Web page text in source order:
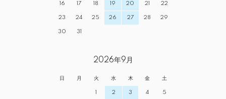
16 17 18 19 20 21 22
23 24 25 26 27 28 29
30 31
2026年9月
日 月 火 水 木 金 土
1 2 3 4 5